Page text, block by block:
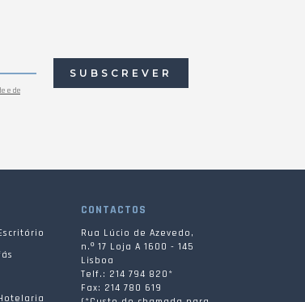
e de
SUBSCREVER
CONTACTOS
Rua Lúcio de Azevedo,
n.º 17 Loja A 1600 - 145
Lisboa
Telf.: 214 794 820*
Fax: 214 780 619